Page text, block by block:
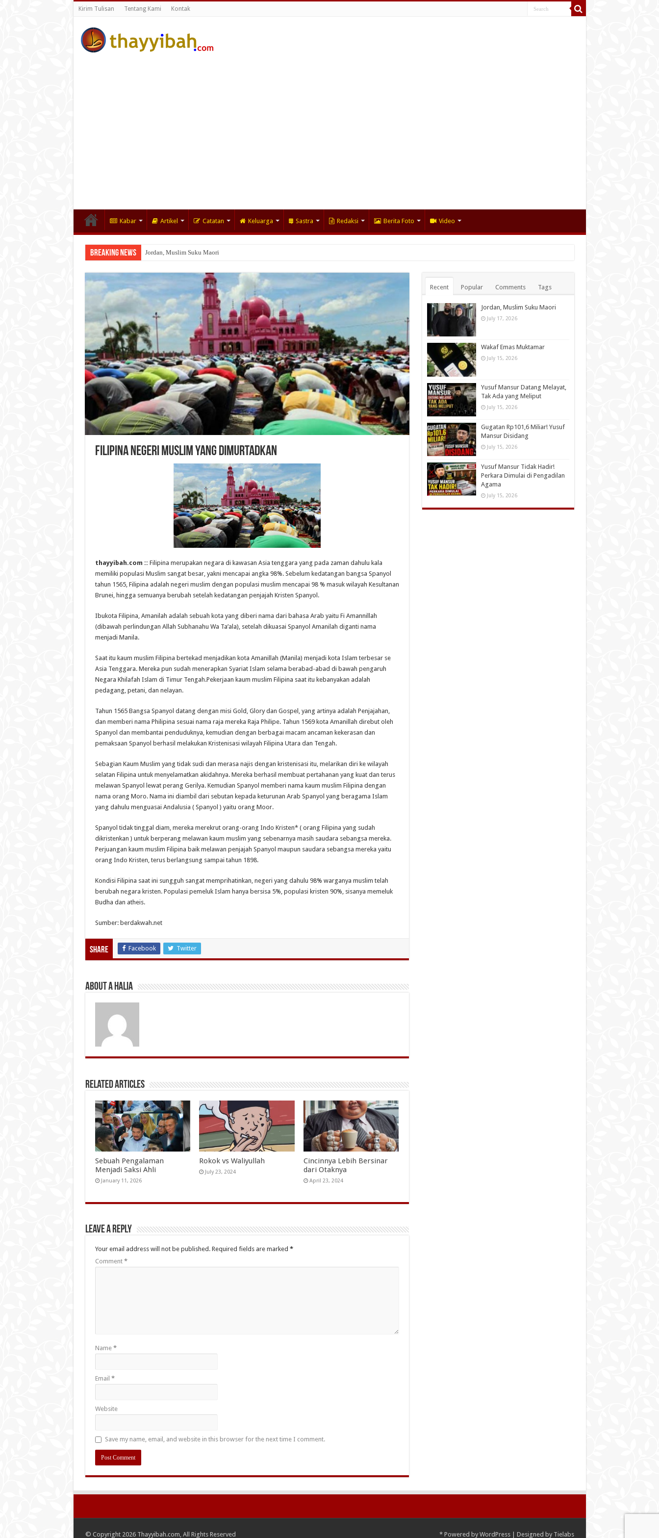
Kirim Tulisan Tentang Kami Kontak
Kabar Artikel Catatan Keluarga Sastra Redaksi Berita Foto Video
Breaking News Jordan, Muslim Suku Maori
Wakaf Emas Muktamar
Filipina Negeri Muslim yang Dimurtadkan
thayyibah.com :: Filipina merupakan negara di kawasan Asia tenggara yang pada zaman dahulu kala
memiliki populasi Muslim sangat besar, yakni mencapai angka 98%. Sebelum kedatangan bangsa Spanyol
tahun 1565, Filipina adalah negeri muslim dengan populasi muslim mencapai 98 % masuk wilayah Kesultanan
Brunei, hingga semuanya berubah setelah kedatangan penjajah Kristen Spanyol.
Ibukota Filipina, Amanilah adalah sebuah kota yang diberi nama dari bahasa Arab yaitu Fi Amannillah
(dibawah perlindungan Allah Subhanahu Wa Ta’ala), setelah dikuasai Spanyol Amanilah diganti nama
menjadi Manila.
Saat itu kaum muslim Filipina bertekad menjadikan kota Amanillah (Manila) menjadi kota Islam terbesar se
Asia Tenggara. Mereka pun sudah menerapkan Syariat Islam selama berabad-abad di bawah pengaruh
Negara Khilafah Islam di Timur Tengah.Pekerjaan kaum muslim Filipina saat itu kebanyakan adalah
pedagang, petani, dan nelayan.
Tahun 1565 Bangsa Spanyol datang dengan misi Gold, Glory dan Gospel, yang artinya adalah Penjajahan,
dan memberi nama Philipina sesuai nama raja mereka Raja Philipe. Tahun 1569 kota Amanillah direbut oleh
Spanyol dan membantai penduduknya, kemudian dengan berbagai macam ancaman kekerasan dan
pemaksaan Spanyol berhasil melakukan Kristenisasi wilayah Filipina Utara dan Tengah.
Sebagian Kaum Muslim yang tidak sudi dan merasa najis dengan kristenisasi itu, melarikan diri ke wilayah
selatan Filipina untuk menyelamatkan akidahnya. Mereka berhasil membuat pertahanan yang kuat dan terus
melawan Spanyol lewat perang Gerilya. Kemudian Spanyol memberi nama kaum muslim Filipina dengan
nama orang Moro. Nama ini diambil dari sebutan kepada keturunan Arab Spanyol yang beragama Islam
yang dahulu menguasai Andalusia ( Spanyol ) yaitu orang Moor.
Spanyol tidak tinggal diam, mereka merekrut orang-orang Indo Kristen* ( orang Filipina yang sudah
dikristenkan ) untuk berperang melawan kaum muslim yang sebenarnya masih saudara sebangsa mereka.
Perjuangan kaum muslim Filipina baik melawan penjajah Spanyol maupun saudara sebangsa mereka yaitu
orang Indo Kristen, terus berlangsung sampai tahun 1898.
Kondisi Filipina saat ini sungguh sangat memprihatinkan, negeri yang dahulu 98% warganya muslim telah
berubah negara kristen. Populasi pemeluk Islam hanya bersisa 5%, populasi kristen 90%, sisanya memeluk
Budha dan atheis.
Sumber: berdakwah.net
Share Facebook Twitter
About A Halia
Related Articles
Sebuah Pengalaman
Menjadi Saksi Ahli
January 11, 2026
Rokok vs Waliyullah
July 23, 2024
Cincinnya Lebih Bersinar
dari Otaknya
April 23, 2024
Leave a Reply
Your email address will not be published. Required fields are marked *
Comment *
Name *
Email *
Website
Save my name, email, and website in this browser for the next time I comment.
Recent Popular Comments Tags
Jordan, Muslim Suku Maori
July 17, 2026
Wakaf Emas Muktamar
July 15, 2026
Yusuf Mansur Datang Melayat,
Tak Ada yang Meliput
July 15, 2026
Gugatan Rp101,6 Miliar! Yusuf
Mansur Disidang
July 15, 2026
Yusuf Mansur Tidak Hadir!
Perkara Dimulai di Pengadilan
Agama
July 15, 2026
*Powered by WordPress| Designed by Tielabs
© Copyright 2026 Thayyibah.com, All Rights Reserved